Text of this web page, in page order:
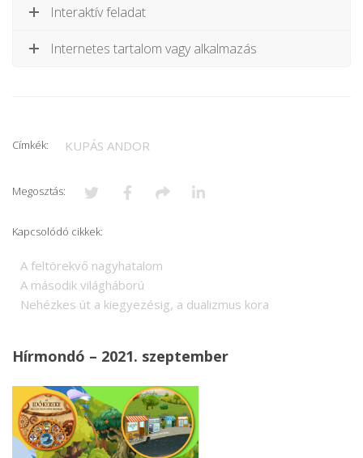
Interaktív feladat
Internetes tartalom vagy alkalmazás
Címkék: KUPÁS ANDOR
Megosztás:
Kapcsolódó cikkek:
A feltörekvő nagyhatalom
A második világháború
Nehézkes út a kiegyezésig, a dualizmus kora
Hírmondó – 2021. szeptember